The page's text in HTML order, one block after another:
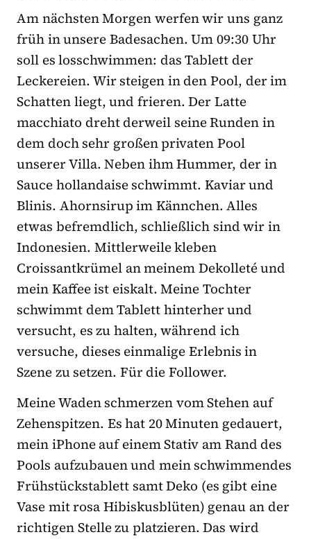
Am nächsten Morgen werfen wir uns ganz
früh in unsere Badesachen. Um 09:30 Uhr
soll es losschwimmen: das Tablett der
Leckereien. Wir steigen in den Pool, der im
Schatten liegt, und frieren. Der Latte
macchiato dreht derweil seine Runden in
dem doch sehr großen privaten Pool
unserer Villa. Neben ihm Hummer, der in
Sauce hollandaise schwimmt. Kaviar und
Blinis. Ahornsirup im Kännchen. Alles
etwas befremdlich, schließlich sind wir in
Indonesien. Mittlerweile kleben
Croissantkrümel an meinem Dekolleté und
mein Kaffee ist eiskalt. Meine Tochter
schwimmt dem Tablett hinterher und
versucht, es zu halten, während ich
versuche, dieses einmalige Erlebnis in
Szene zu setzen. Für die Follower.
Meine Waden schmerzen vom Stehen auf
Zehenspitzen. Es hat 20 Minuten gedauert,
mein iPhone auf einem Stativ am Rand des
Pools aufzubauen und mein schwimmendes
Frühstückstablett samt Deko (es gibt eine
Vase mit rosa Hibiskusblüten) genau an der
richtigen Stelle zu platzieren. Das wird